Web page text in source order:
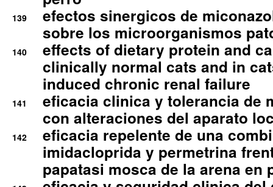
139
efectos sinergicos de
sobre los microorganismos
140
effects of dietary protein and
clinically normal cats and in
induced chronic renal failure
141
eficacia clinica y tolerancia de
con alteraciones del aparato
142
eficacia repelente de una
imidacloprida y permetrina
papatasi mosca de la arena en